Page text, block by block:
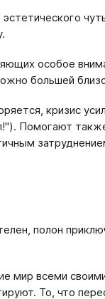
особое
большей
кризис
Помогают
полон
всеми
То, что